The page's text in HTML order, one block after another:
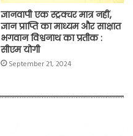
ज्ञानवापी एक स्ट्रक्चर मात्र नहीं,
ज्ञान प्राप्ति का माध्यम और साक्षात
भगवान विश्वनाथ का प्रतीक :
सीएम योगी
September 21, 2024